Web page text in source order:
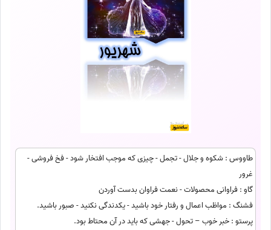
طاووس : شکوه و جلال - تجمل - چیزی که موجب افتخار شود - فخ فروشی -
غرور
گاو : فراوانی محصولات - نعمت فراوان بدست آوردن
فشنگ : مواظب اعمال و رفتار خود باشید - یکدندگی نکنید - صبور باشید.
پرستو : خبر خوب – تحول - جهشی که باید در آن محتاط بود.